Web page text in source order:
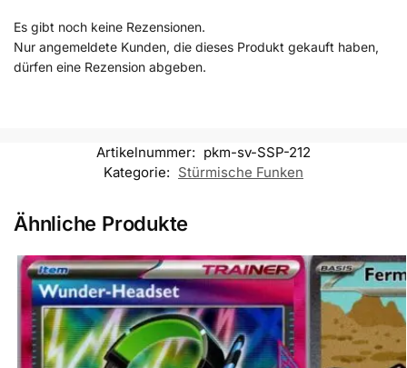
Es gibt noch keine Rezensionen.
Nur angemeldete Kunden, die dieses Produkt gekauft haben,
dürfen eine Rezension abgeben.
Artikelnummer: pkm-sv-SSP-212
Kategorie: Stürmische Funken
Ähnliche Produkte